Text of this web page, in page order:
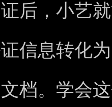
后，小艺
信息转化
档。学会